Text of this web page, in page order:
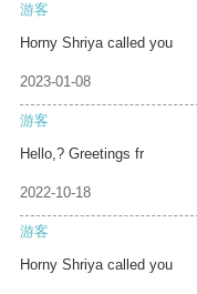
游客
Horny Shriya called you
2023-01-08
游客
Hello,? Greetings fr
2022-10-18
游客
Horny Shriya called you